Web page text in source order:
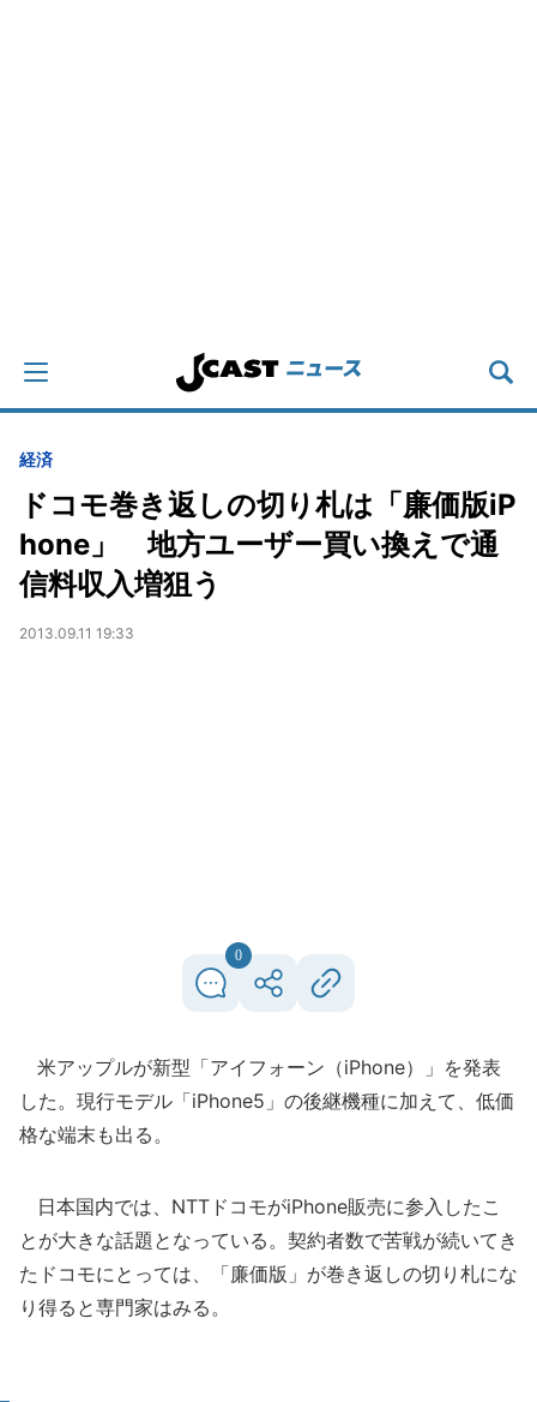
経済
ドコモ巻き返しの切り札は「廉価版iP
hone」 地方ユーザー買い換えで通
信料収入増狙う
2013.09.11 19:33
0
米アップルが新型「アイフォーン（iPhone）」を発表
した。現行モデル「iPhone5」の後継機種に加えて、低価
格な端末も出る。
日本国内では、NTTドコモがiPhone販売に参入したこ
とが大きな話題となっている。契約者数で苦戦が続いてき
たドコモにとっては、「廉価版」が巻き返しの切り札にな
り得ると専門家はみる。